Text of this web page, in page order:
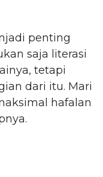
penting
saja literasi
tetapi
dari itu. Mari
hafalan